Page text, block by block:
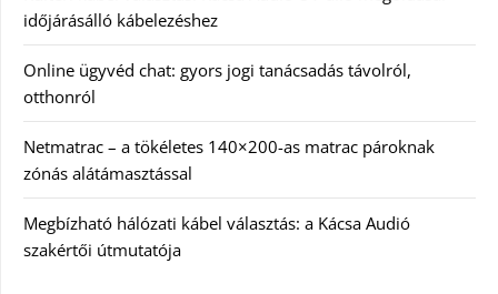
időjárásálló kábelezéshez
Online ügyvéd chat: gyors jogi tanácsadás távolról,
otthonról
Netmatrac – a tökéletes 140×200-as matrac pároknak
zónás alátámasztással
Megbízható hálózati kábel választás: a Kácsa Audió
szakértői útmutatója